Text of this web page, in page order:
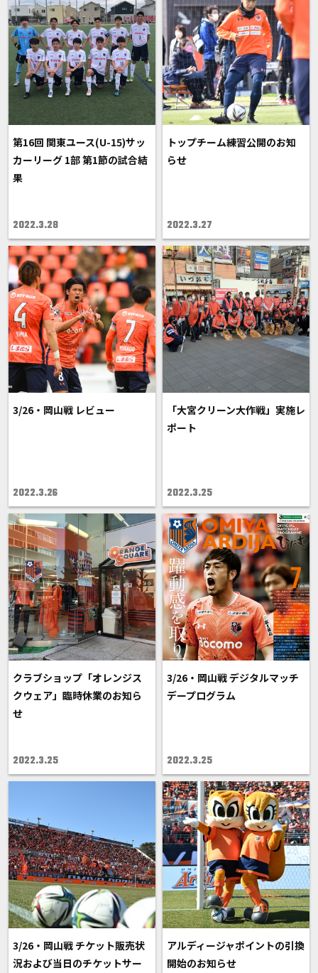
第16回 関東ユース(U-15)サッ
カーリーグ 1部 第1節の試合結
果
2022.3.28
トップチーム練習公開のお知
らせ
2022.3.27
3/26・岡山戦 レビュー
2022.3.26
「大宮クリーン大作戦」実施レ
ポート
2022.3.25
クラブショップ「オレンジス
クウェア」臨時休業のお知ら
せ
2022.3.25
3/26・岡山戦 デジタルマッチ
デープログラム
2022.3.25
3/26・岡山戦 チケット販売状
況および当日のチケットサー
アルディージャポイントの引換
開始のお知らせ